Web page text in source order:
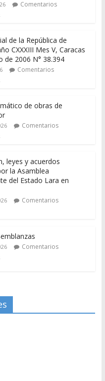
Comentarios
de la República de
CXXXIII Mes V, Caracas
de 2006 N° 38.394
Comentarios
de obras de
Comentarios
leyes y acuerdos
la Asamblea
del Estado Lara en
Comentarios
Comentarios